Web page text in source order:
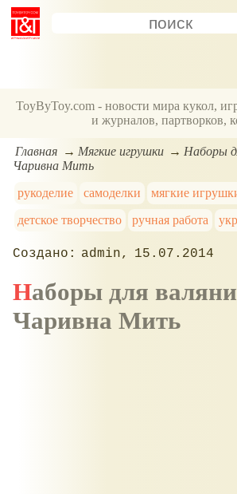
ToyByToy.com - новости мира кукол,
и журналов, партворков,
Главная Мягкие игрушки
Наборы
Чаривна Мить
рукоделие
самоделки
мягкие
детское творчество
ручная работа
admin 15.07.2014
Наборы для валяния
Чаривна Мить